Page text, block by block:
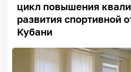
цикл повышения
развития спортивной
Кубани